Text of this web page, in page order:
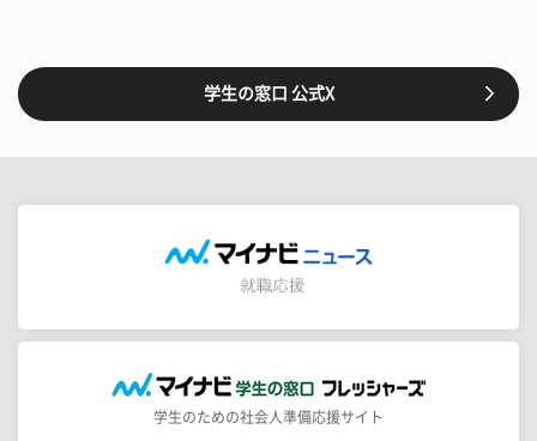
学生の窓口 公式X
学生のための社会人準備応援サイト